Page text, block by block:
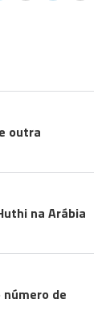
outra
na Arábia
de